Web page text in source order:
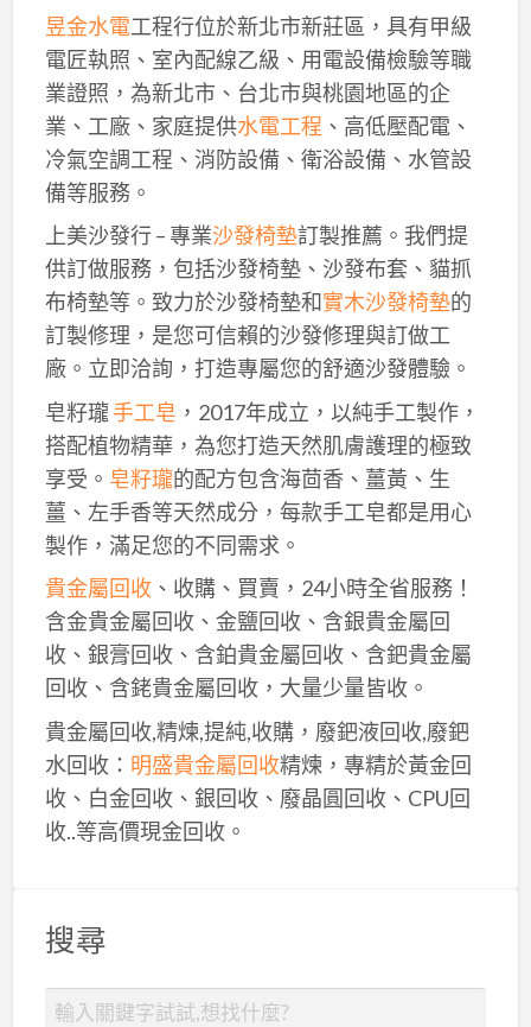
昱金水電工程行位於新北市新莊區，具有甲級
電匠執照、室內配線乙級、用電設備檢驗等職
業證照，為新北市、台北市與桃園地區的企
業、工廠、家庭提供水電工程 、高低壓配電、
冷氣空調工程、消防設備、衛浴設備、水管設
備等服務。
上美沙發行 – 專業沙發椅墊訂製推薦。我們提
供訂做服務，包括沙發椅墊、沙發布套、貓抓
布椅墊等。致力於沙發椅墊和實木沙發椅墊的
訂製修理，是您可信賴的沙發修理與訂做工
廠。立即洽詢，打造專屬您的舒適沙發體驗。
皂籽瓏手工皂 ，2017年成立，以純手工製作，
搭配植物精華，為您打造天然肌膚護理的極致
享受。 皂籽瓏的配方包含海茴香、薑黃、生
薑、左手香等天然成分，每款手工皂都是用心
製作，滿足您的不同需求。
貴金屬回收、收購、買賣，24小時全省服務！
含金貴金屬回收、金鹽回收、含銀貴金屬回
收、銀膏回收、含鉑貴金屬回收、含鈀貴金屬
回收、含銠貴金屬回收，大量少量皆收。
貴金屬回收,精煉,提純,收購，廢鈀液回收,廢鈀
水回收： 明盛貴金屬回收精煉，專精於黃金回
收、白金回收、銀回收、廢晶圓回收、CPU回
收..等高價現金回收。
搜尋